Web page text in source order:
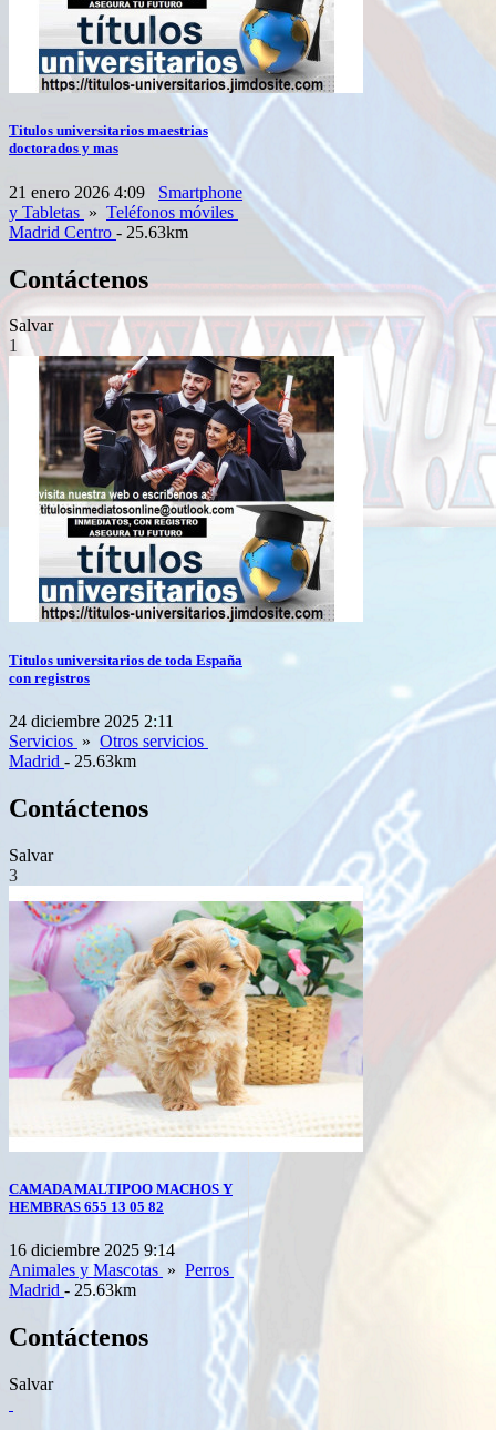
Titulos universitarios maestrias
doctorados y mas
21 enero 2026 4:09
Smartphone
y Tabletas » Teléfonos móviles
Madrid Centro - 25.63km
Contáctenos
Salvar
1
Titulos universitarios de toda España
con registros
24 diciembre 2025 2:11
Servicios » Otros servicios
Madrid - 25.63km
Contáctenos
Salvar
3
CAMADA MALTIPOO MACHOS Y
HEMBRAS 655 13 05 82
16 diciembre 2025 9:14
Animales y Mascotas » Perros
Madrid - 25.63km
Contáctenos
Salvar